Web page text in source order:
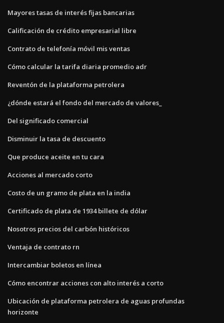
Mayores tasas de interés fijas bancarias
Calificación de crédito empresarial libre
Contrato de telefonía móvil mis ventas
Cómo calcular la tarifa diaria promedio adr
Reventón de la plataforma petrolera
¿dónde estará el fondo del mercado de valores_
Del significado comercial
Disminuir la tasa de descuento
Que produce aceite en tu cara
Acciones al mercado corto
Costo de un gramo de plata en la india
Certificado de plata de 1934 billete de dólar
Nosotros precios del carbón históricos
Ventaja de contrato rn
Intercambiar boletos en línea
Cómo encontrar acciones con alto interés a corto
Ubicación de plataforma petrolera de aguas profundas
horizonte